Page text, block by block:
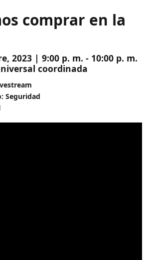
comprar en la
2023 | 9:00 p. m. - 10:00 p. m.
coordinada
Seguridad